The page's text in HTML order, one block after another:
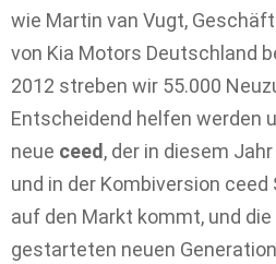
wie Martin van Vugt,
von Kia Motors Deutschland
2012 streben wir 55.000
Entscheidend helfen werden
neue ceed , der in diesem
und in der Kombiversion ceed
auf den Markt kommt, und die
gestarteten neuen